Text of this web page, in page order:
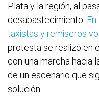
Plata y la región, al
desabastecimiento.
taxistas y remiseros
protesta se realizó en
con una marcha hacia
de un escenario que
solución.